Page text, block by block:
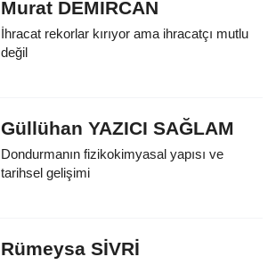
Murat DEMİRCAN
İhracat rekorlar kırıyor ama ihracatçı mutlu
değil
Güllühan YAZICI SAĞLAM
Dondurmanın fizikokimyasal yapısı ve
tarihsel gelişimi
Rümeysa SİVRİ